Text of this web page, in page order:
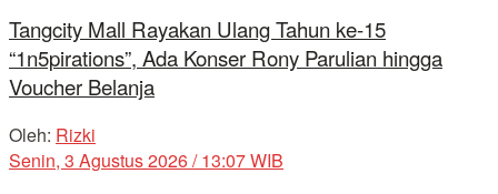
Tangcity Mall Rayakan Ulang Tahun ke-15
“1n5pirations”, Ada Konser Rony Parulian hingga
Voucher Belanja
Oleh: Rizki
Senin, 3 Agustus 2026 / 13:07 WIB